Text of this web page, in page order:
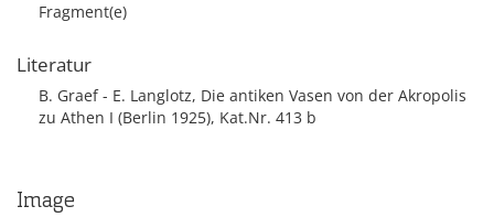
Fragment(e)
Literatur
B. Graef - E. Langlotz, Die antiken Vasen von der Akropolis
zu Athen I (Berlin 1925), Kat.Nr. 413 b
Image